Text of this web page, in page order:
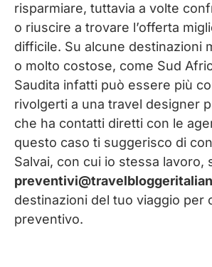
risparmiare, tuttavia a volte
o riuscire a trovare l’offerta
difficile. Su alcune destinazioni
o molto costose, come Sud
Saudita infatti può essere più
rivolgerti a una travel designer
che ha contatti diretti con le
questo caso ti suggerisco di
Salvai, con cui io stessa lavoro,
destinazioni del tuo viaggio per
preventivo.